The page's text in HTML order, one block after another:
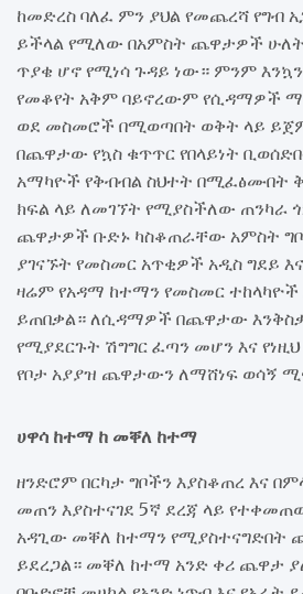
ከመድረስ ባለፈ ምን ያህል የመጨረሻ የግብ
ይችላል የሚለው በአምስት ጨዋታዎች
ጥያቄ ሆኖ የሚነሳ ጉዳይ ነው። ምንም
የመቆየት አቅም ባይኖረውም የሲዳማዎች
ወደ መስመሮች በሚወጣበት ወቅት ላይ
በጨዋታው የኳስ ቁጥጥር የበላይነት
አማካዮች የቅብብል ስህተት በሚፈፅሙበት
ክፍል ላይ ለመገኘት የሚያስችለው ጠንካራ
ጨዋታዎች ቡድኑ ካስቆጠራቸው አምስት
ያገናኙት የመስመር አጥቂዎች አዲስ ግደይ
ዛሬም የአዳማ ከተማን የመስመር
ይጠበቃል። ለሲዳማዎች በጨዋታው
የሚያደርጉት ሽግግር ፈጣን መሆን እና
የቦታ አያያዝ ጨዋታውን ለማሸነፍ ወሳኝ
ሀዋሳ ከተማ ከ መቐለ ከተማ
ዘንድሮም በርካታ ግቦችን እያስቆጠረ እና
መጠን እያስተናገደ 5ኛ ደረጃ ላይ
አዳጊው መቐለ ከተማን የሚያስተናግድበት
ይደረጋል። መቐለ ከተማ አንድ ቀሪ ጨዋታ